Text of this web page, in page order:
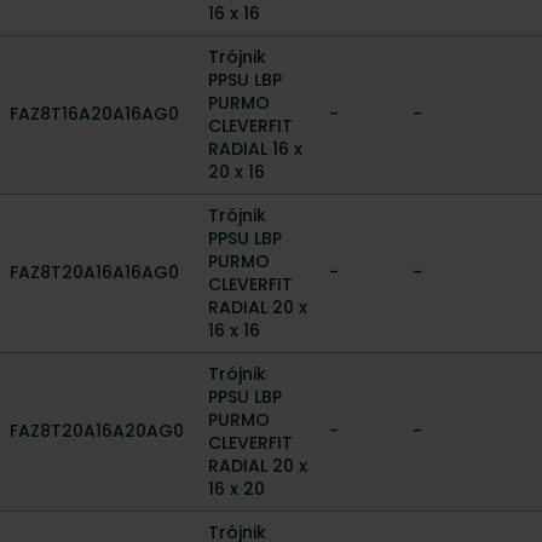
16 x 16
FAZ8T16A20A16AG0
Trójnik
PPSU LBP
PURMO
CLEVERFIT
RADIAL 16 x
20 x 16
- -
FAZ8T20A16A16AG0
Trójnik
PPSU LBP
PURMO
CLEVERFIT
RADIAL 20 x
16 x 16
- -
FAZ8T20A16A20AG0
Trójnik
PPSU LBP
PURMO
CLEVERFIT
RADIAL 20 x
16 x 20
- -
Trójnik